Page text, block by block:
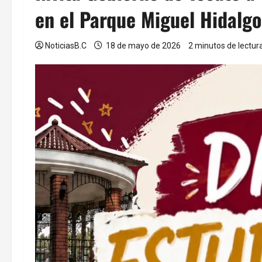
en el Parque Miguel Hidalgo
NoticiasB.C 18 de mayo de 2026 2 minutos de